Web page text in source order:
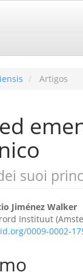
Artigos
suoi
Jiménez Walker
Instituut
0009-0002-